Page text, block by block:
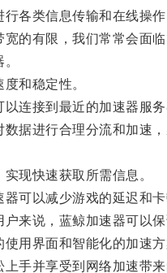
各类信息传输和在线操作
有限，我们常常会面临
和稳定性。
接到最近的加速器服务
进行合理分流和加速，
现快速获取所需信息。
以减少游戏的延迟和卡
说，蓝鲸加速器可以保
界面和智能化的加速方
并享受到网络加速带来